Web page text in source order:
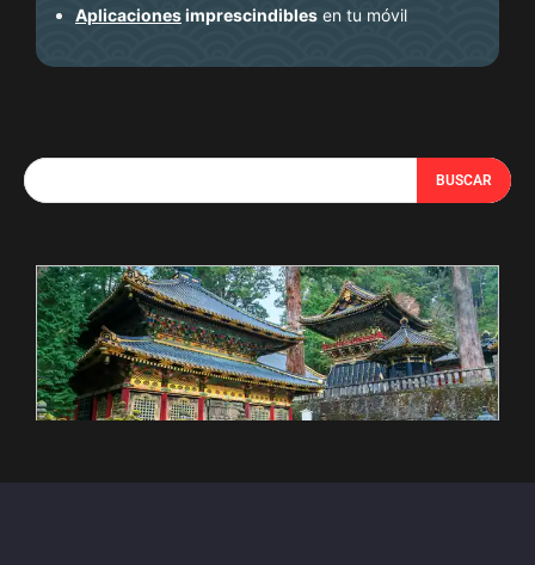
Aplicacionesimprescindibles en tu móvil
BUSCAR